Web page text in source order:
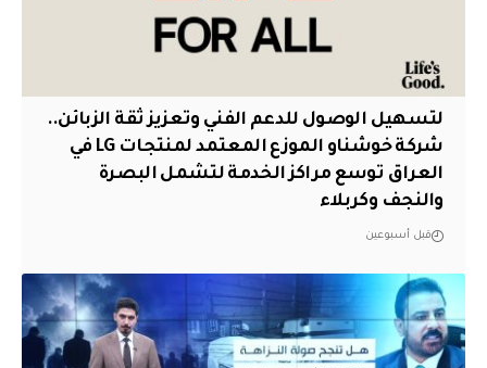
لتسهيل الوصول للدعم الفني وتعزيز ثقة الزبائن..
شركة خوشناو الموزع المعتمد لمنتجات LG في
العراق توسع مراكز الخدمة لتشمل البصرة
والنجف وكربلاء
قبل أسبوعين